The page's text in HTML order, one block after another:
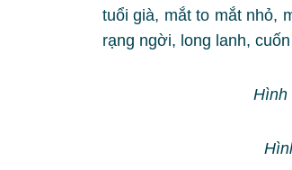
tuổi già, mắt to mắt nhỏ,
rạng ngời, long lanh,
Hình